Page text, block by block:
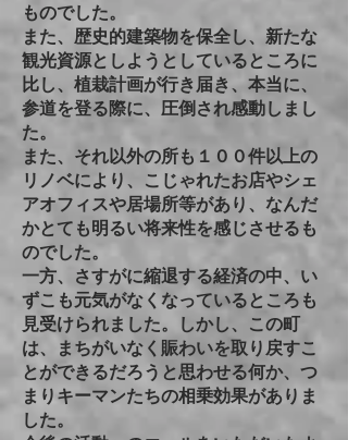
ものでした。
また、歴史的建築物を保全し、新たな
観光資源としようとしているところに
比し、植栽計画が行き届き、本当に、
参道を登る際に、圧倒され感動しまし
た。
また、それ以外の所も１００件以上の
リノベにより、こじゃれたお店やシェ
アオフィスや居場所等があり、なんだ
かとても明るい将来性を感じさせるも
のでした。
一方、さすがに縮退する経済の中、い
ずこも元気がなくなっているところも
見受けられました。しかし、この町
は、まちがいなく賑わいを取り戻すこ
とができるだろうと思わせる何か、つ
まりキーマンたちの相乗効果がありま
した。